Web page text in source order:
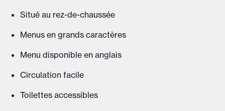
Situé au rez-de-chaussée
Menus en grands caractères
Menu disponible en anglais
Circulation facile
Toilettes accessibles